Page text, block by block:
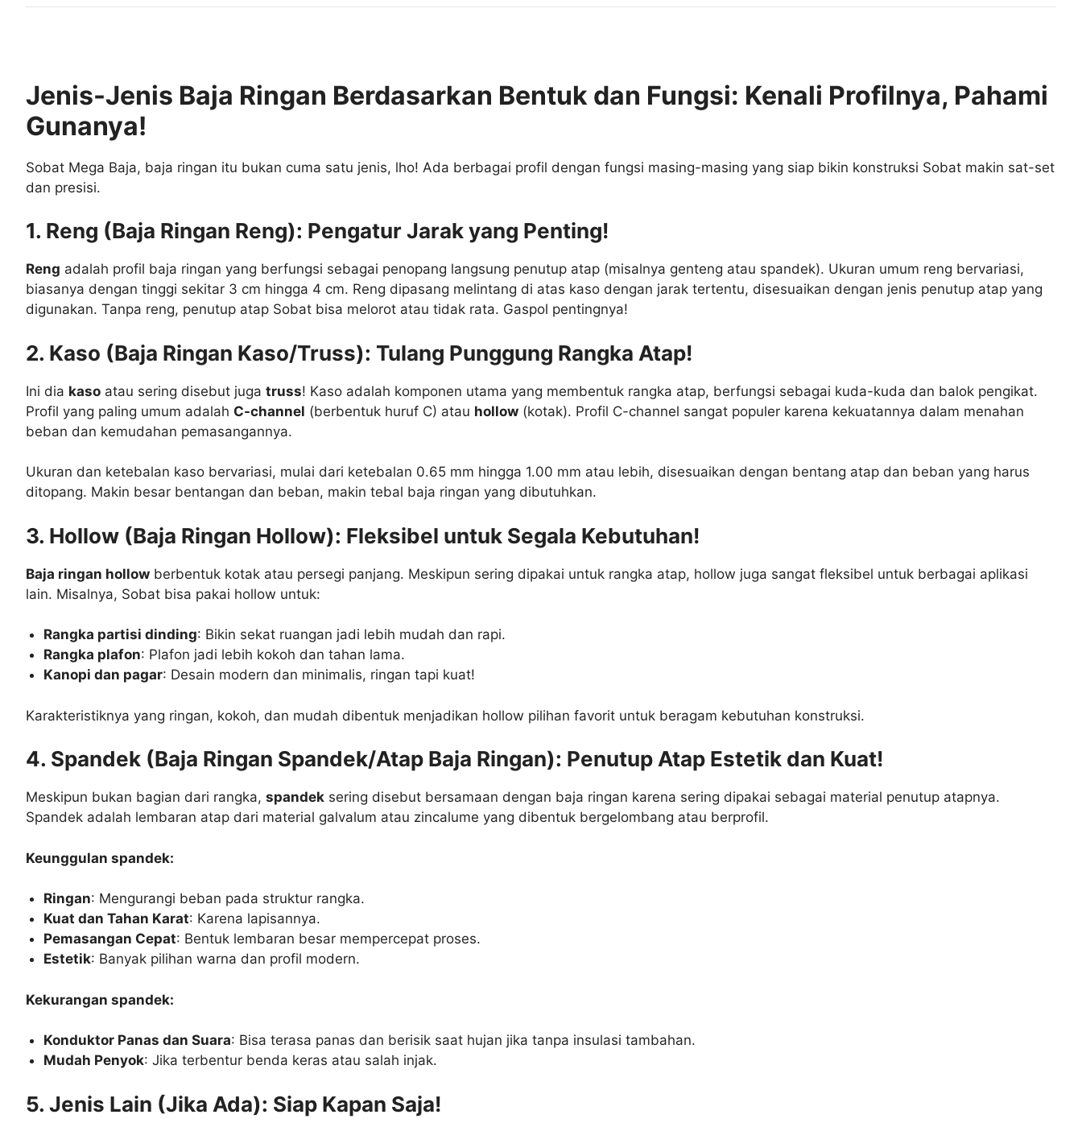
Jenis-Jenis Baja Ringan Berdasarkan Bentuk dan Fungsi: Kenali Profilnya, Pahami
Gunanya!
Sobat Mega Baja, baja ringan itu bukan cuma satu jenis, lho! Ada berbagai profil dengan fungsi masing-masing yang siap bikin konstruksi Sobat makin sat-set
dan presisi.
1. Reng (Baja Ringan Reng): Pengatur Jarak yang Penting!
Reng adalah profil baja ringan yang berfungsi sebagai penopang langsung penutup atap (misalnya genteng atau spandek). Ukuran umum reng bervariasi,
biasanya dengan tinggi sekitar 3 cm hingga 4 cm. Reng dipasang melintang di atas kaso dengan jarak tertentu, disesuaikan dengan jenis penutup atap yang
digunakan. Tanpa reng, penutup atap Sobat bisa melorot atau tidak rata. Gaspol pentingnya!
2. Kaso (Baja Ringan Kaso/Truss): Tulang Punggung Rangka Atap!
Ini dia kaso atau sering disebut juga truss! Kaso adalah komponen utama yang membentuk rangka atap, berfungsi sebagai kuda-kuda dan balok pengikat.
Profil yang paling umum adalah C-channel (berbentuk huruf C) atau hollow (kotak). Profil C-channel sangat populer karena kekuatannya dalam menahan
beban dan kemudahan pemasangannya.
Ukuran dan ketebalan kaso bervariasi, mulai dari ketebalan 0.65 mm hingga 1.00 mm atau lebih, disesuaikan dengan bentang atap dan beban yang harus
ditopang. Makin besar bentangan dan beban, makin tebal baja ringan yang dibutuhkan.
3. Hollow (Baja Ringan Hollow): Fleksibel untuk Segala Kebutuhan!
Baja ringan hollow berbentuk kotak atau persegi panjang. Meskipun sering dipakai untuk rangka atap, hollow juga sangat fleksibel untuk berbagai aplikasi
lain. Misalnya, Sobat bisa pakai hollow untuk:
Rangka partisi dinding: Bikin sekat ruangan jadi lebih mudah dan rapi.
Rangka plafon: Plafon jadi lebih kokoh dan tahan lama.
Kanopi dan pagar: Desain modern dan minimalis, ringan tapi kuat!
Karakteristiknya yang ringan, kokoh, dan mudah dibentuk menjadikan hollow pilihan favorit untuk beragam kebutuhan konstruksi.
4. Spandek (Baja Ringan Spandek/Atap Baja Ringan): Penutup Atap Estetik dan Kuat!
Meskipun bukan bagian dari rangka, spandek sering disebut bersamaan dengan baja ringan karena sering dipakai sebagai material penutup atapnya.
Spandek adalah lembaran atap dari material galvalum atau zincalume yang dibentuk bergelombang atau berprofil.
Keunggulan spandek:
Ringan: Mengurangi beban pada struktur rangka.
Kuat dan Tahan Karat: Karena lapisannya.
Pemasangan Cepat: Bentuk lembaran besar mempercepat proses.
Estetik: Banyak pilihan warna dan profil modern.
Kekurangan spandek:
Konduktor Panas dan Suara: Bisa terasa panas dan berisik saat hujan jika tanpa insulasi tambahan.
Mudah Penyok: Jika terbentur benda keras atau salah injak.
5. Jenis Lain (Jika Ada): Siap Kapan Saja!